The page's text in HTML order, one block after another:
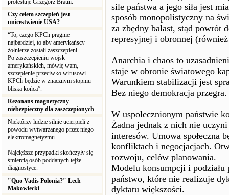
protestuje Grzegorz Braun.
Czy celem szczepień jest
unicestwienie USA?
“To, czego KPCh pragnie
najbardziej, to aby amerykańscy
żołnierze zostali zaszczepieni...
Po zaszczepieniu wojsk
amerykańskich, mówię wam,
szczepienie przeciwko wirusowi
KPCh będzie w znacznym stopniu
bliska końca”.
Rezonans magnetyczny
niebezpieczny dla zaszczepionych
Niektórzy ludzie silnie ucierpieli z
powodu wytwarzanego przez niego
elektromagnetyzmu.
Najcięższe przypadki skończyły się
śmiercią osób poddanych tejże
diagnostyce.
"Quo Vadis Polonia?" Lech
Makowiecki
sile państwa a jego siła jest
sposób monopolistyczny na
za zbędny balast, stąd powrót
represyjnej i obronnej
Anarchia i chaos to
staje w obronie światowego
Warunkiem stabilizacji jest
Bez niego demokracja przegra.
W uspołecznionym państwie
Żadna jednak z nich nie
interesów. Umowa społeczna
konfliktach i negocjacjach.
rozwoju, celów planowania.
Modelu konsumpcji i
państwo, które nie realizuje
dyktatu większości.